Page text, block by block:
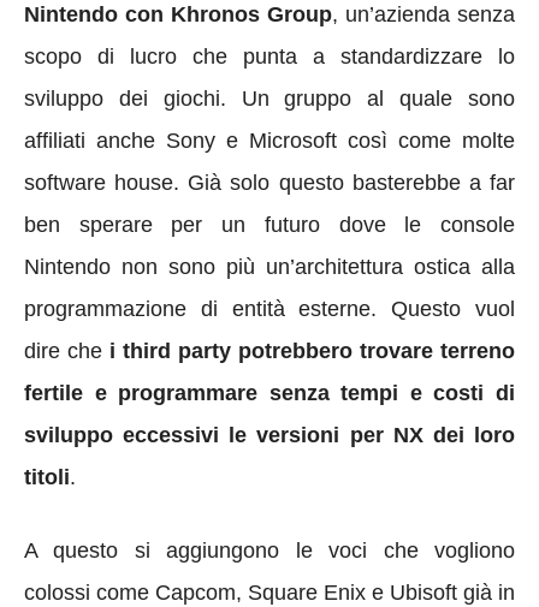
Nintendo con Khronos Group, un’azienda senza
scopo di lucro che punta a standardizzare lo
sviluppo dei giochi. Un gruppo al quale sono
affiliati anche Sony e Microsoft così come molte
software house. Già solo questo basterebbe a far
ben sperare per un futuro dove le console
Nintendo non sono più un’architettura ostica alla
programmazione di entità esterne. Questo vuol
dire che i third party potrebbero trovare terreno
fertile e programmare senza tempi e costi di
sviluppo eccessivi le versioni per NX dei loro
titoli.
A questo si aggiungono le voci che vogliono
colossi come Capcom, Square Enix e Ubisoft già in